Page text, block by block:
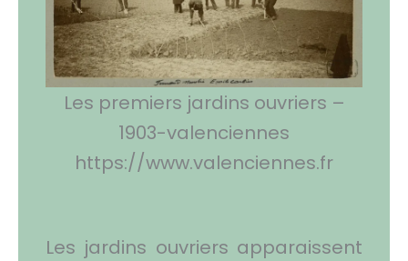
Les premiers jardins ouvriers –
1903-valenciennes
https://www.valenciennes.fr
Les jardins ouvriers apparaissent